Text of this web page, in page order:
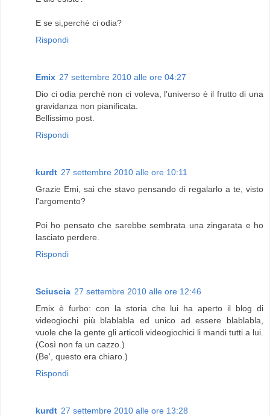
E se si,perchè ci odia?
Rispondi
Emix 27 settembre 2010 alle ore 04:27
Dio ci odia perchè non ci voleva, l'universo è il frutto di una
gravidanza non pianificata.
Bellissimo post.
Rispondi
kurdt 27 settembre 2010 alle ore 10:11
Grazie Emi, sai che stavo pensando di regalarlo a te, visto
l'argomento?
Poi ho pensato che sarebbe sembrata una zingarata e ho
lasciato perdere.
Rispondi
Sciuscia 27 settembre 2010 alle ore 12:46
Emix è furbo: con la storia che lui ha aperto il blog di
videogiochi più blablabla ed unico ad essere blablabla,
vuole che la gente gli articoli videogiochici li mandi tutti a lui.
(Così non fa un cazzo.)
(Be', questo era chiaro.)
Rispondi
kurdt 27 settembre 2010 alle ore 13:28